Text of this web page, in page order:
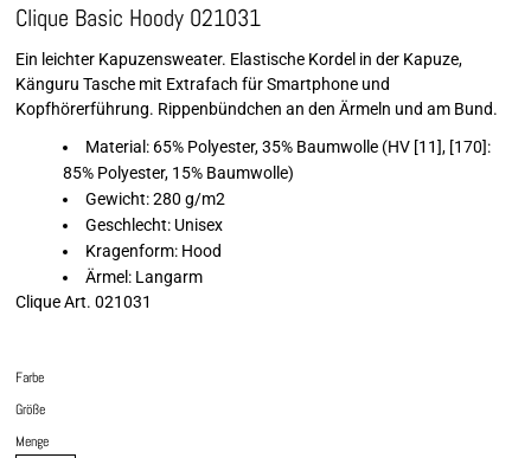
Clique Basic Hoody 021031
Ein leichter Kapuzensweater. Elastische Kordel in der Kapuze,
Känguru Tasche mit Extrafach für Smartphone und
Kopfhörerführung. Rippenbündchen an den Ärmeln und am Bund.
Material: 65% Polyester, 35% Baumwolle (HV [11], [170]:
85% Polyester, 15% Baumwolle)
Gewicht: 280 g/m2
Geschlecht: Unisex
Kragenform: Hood
Ärmel: Langarm
Clique Art. 021031
Farbe
Größe
Menge